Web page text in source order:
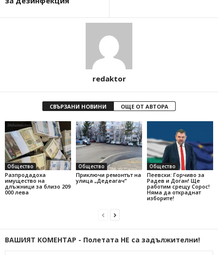
redaktor
СВЪРЗАНИ НОВИНИ ОЩЕ ОТ АВТОРА
Общество
Разпродадоха
имущество на
длъжници за близо 209
000 лева
Общество
Приключи ремонтът на
улица „Дедеагач“
Общество
Пеевски: Горчиво за
Радев и Доган! Ще
работим срещу Сорос!
Няма да откраднат
изборите!
ВАШИЯТ КОМЕНТАР - Полетата НЕ са задължителни!